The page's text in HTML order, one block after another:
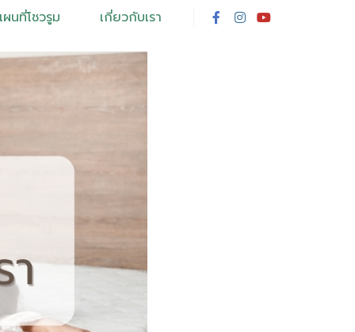
นที่โชวรูม เกี่ยวกับเรา